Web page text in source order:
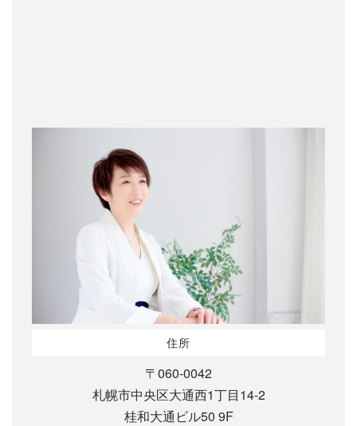
住所
〒060-0042
札幌市中央区大通西1丁目14-2
桂和大通ビル50 9F